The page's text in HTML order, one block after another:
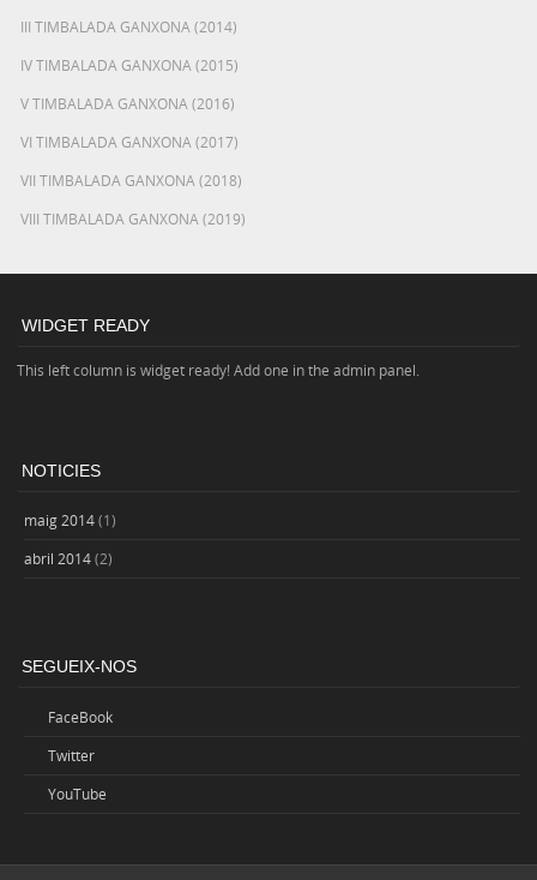
III TIMBALADA GANXONA (2014)
IV TIMBALADA GANXONA (2015)
V TIMBALADA GANXONA (2016)
VI TIMBALADA GANXONA (2017)
VII TIMBALADA GANXONA (2018)
VIII TIMBALADA GANXONA (2019)
WIDGET READY
This left column is widget ready! Add one in the admin panel.
NOTICIES
maig 2014(1)
abril 2014(2)
SEGUEIX-NOS
FaceBook
Twitter
YouTube